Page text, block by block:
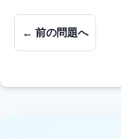
← 前の問題へ